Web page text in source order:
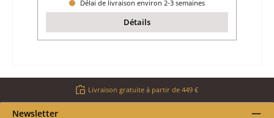
Délai de livraison environ 2-3 semaines
Détails
Livraison gratuite à partir de 449 €
Newsletter